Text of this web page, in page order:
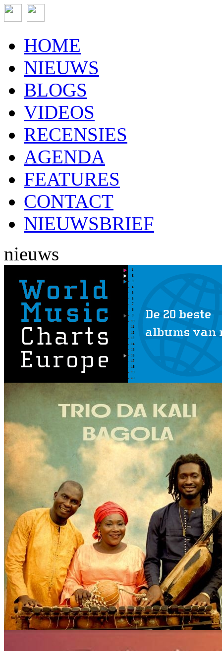
HOME
NIEUWS
BLOGS
VIDEOS
RECENSIES
AGENDA
FEATURES
CONTACT
NIEUWSBRIEF
nieuws